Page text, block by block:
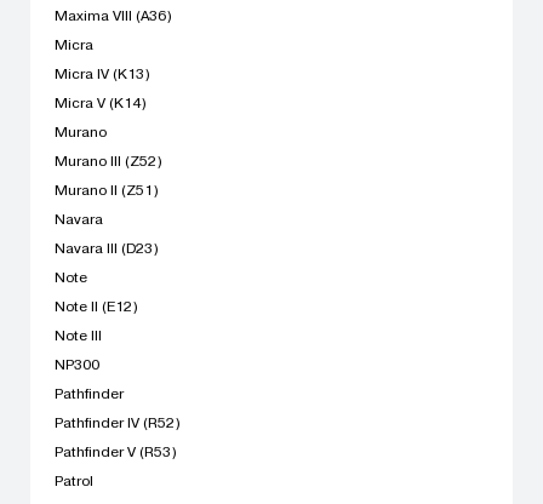
Maxima VIII (A36)
Micra
Micra IV (K13)
Micra V (K14)
Murano
Murano III (Z52)
Murano II (Z51)
Navara
Navara III (D23)
Note
Note II (E12)
Note III
NP300
Pathfinder
Pathfinder IV (R52)
Pathfinder V (R53)
Patrol